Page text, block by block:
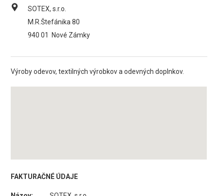
SOTEX, s.r.o.
M.R.Štefánika 80
940 01
Nové Zámky
Výroby odevov, textilných výrobkov a odevných doplnkov.
FAKTURAČNÉ ÚDAJE